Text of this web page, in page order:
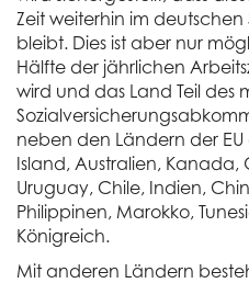
Zeit weiterhin im deutschen
bleibt. Dies ist aber nur
Hälfte der jährlichen
wird und das Land Teil des
neben den Ländern der
Island, Australien, Kanada,
Uruguay, Chile, Indien,
Philippinen, Marokko,
Königreich.
Mit anderen Ländern